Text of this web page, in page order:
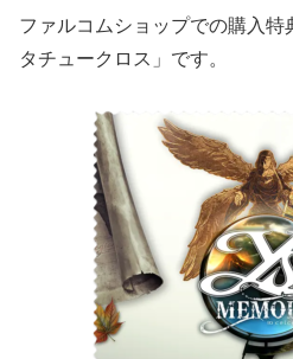
ファルコムショップでの購入特
タチュークロス」です。